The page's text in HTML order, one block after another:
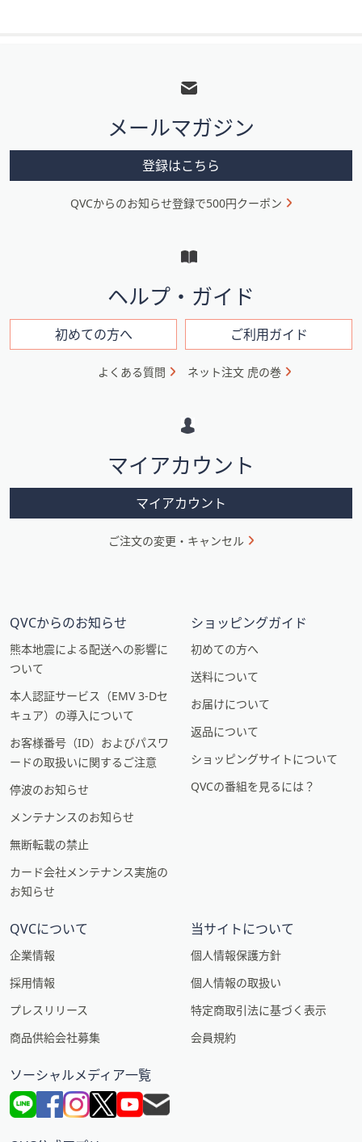
メ
ニ
ン
ン
メールマガジン
登録はこちら
QVCからのお知らせ登録で500円クーポン
ヘルプ・ガイド
初めての方へ ご利用ガイド
よくある質問 ネット注文 虎の巻
マイアカウント
マイアカウント
ご注文の変更・キャンセル
QVCからのお知らせ
熊本地震による配送への影響に
ついて
本人認証サービス（EMV 3-Dセ
キュア）の導入について
お客様番号（ID）およびパスワ
ードの取扱いに関するご注意
停波のお知らせ
メンテナンスのお知らせ
無断転載の禁止
カード会社メンテナンス実施の
お知らせ
ショッピングガイド
初めての方へ
送料について
お届けについて
返品について
ショッピングサイトについて
QVCの番組を見るには？
QVCについて
企業情報
採用情報
プレスリリース
商品供給会社募集
当サイトについて
個人情報保護方針
個人情報の取扱い
特定商取引法に基づく表示
会員規約
ソーシャルメディア一覧